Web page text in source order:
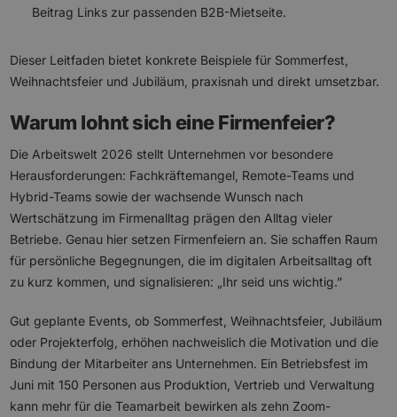
Beitrag Links zur passenden B2B-Mietseite.
Dieser Leitfaden bietet konkrete Beispiele für Sommerfest,
Weihnachtsfeier und Jubiläum, praxisnah und direkt umsetzbar.
Warum lohnt sich eine Firmenfeier?
Die Arbeitswelt 2026 stellt Unternehmen vor besondere
Herausforderungen: Fachkräftemangel, Remote-Teams und
Hybrid-Teams sowie der wachsende Wunsch nach
Wertschätzung im Firmenalltag prägen den Alltag vieler
Betriebe. Genau hier setzen Firmenfeiern an. Sie schaffen Raum
für persönliche Begegnungen, die im digitalen Arbeitsalltag oft
zu kurz kommen, und signalisieren: „Ihr seid uns wichtig.”
Gut geplante Events, ob Sommerfest, Weihnachtsfeier, Jubiläum
oder Projekterfolg, erhöhen nachweislich die Motivation und die
Bindung der Mitarbeiter ans Unternehmen. Ein Betriebsfest im
Juni mit 150 Personen aus Produktion, Vertrieb und Verwaltung
kann mehr für die Teamarbeit bewirken als zehn Zoom-